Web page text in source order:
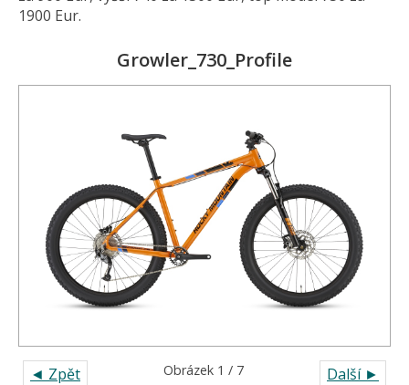
1900 Eur.
Growler_730_Profile
◄ Zpět Další ►
Obrázek 1 / 7